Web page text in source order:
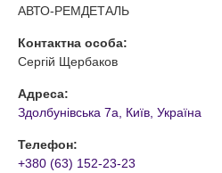
АВТО-РЕМДЕТАЛЬ
Контактна особа:
Сергій Щербаков
Адреса:
Здолбунівська 7а, Київ, Україна
Телефон:
+380 (63) 152-23-23